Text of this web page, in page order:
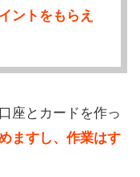
ントをもらえ
座とカードを作っ
ますし、作業はす